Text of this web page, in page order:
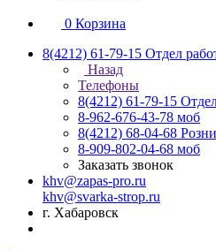
0 Корзина
8(4212) 61-79-15 Отдел
Назад
Телефоны
8(4212) 61-79-15
8-962-676-43-78 моб
8(4212) 68-04-68
8-909-802-04-68 моб
Заказать звонок
khv@zapas-pro.ru
khv@svarka-strop.ru
г. Хабаровск